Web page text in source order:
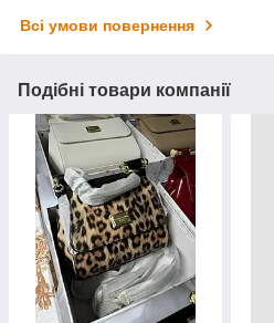
Всі умови повернення
Подібні товари компанії